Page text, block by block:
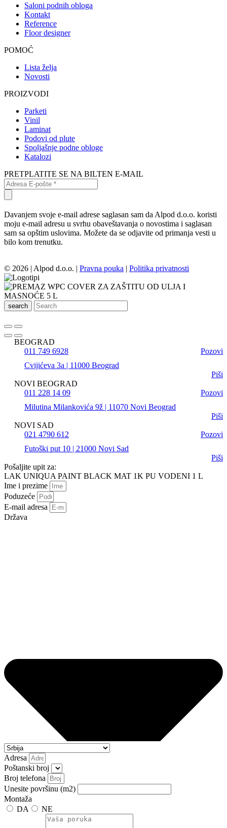
Saloni podnih obloga
Kontakt
Reference
Floor designer
POMOĆ
Lista želja
Novosti
PROIZVODI
Parketi
Vinil
Laminat
Podovi od plute
Spoljašnje podne obloge
Katalozi
PRETPLATITE SE NA BILTEN E-MAIL
Davanjem svoje e-mail adrese saglasan sam da Alpod d.o.o. koristi
moju e-mail adresu u svrhu obaveštavanja o novostima i saglasan
sam sa opštim uslovima. Možete da se odjavite od primanja vesti u
bilo kom trenutku.
© 2026 | Alpod d.o.o. | Pravna pouka | Politika privatnosti
search
BEOGRAD
011 749 6928
Pozovi
Cvijićeva 3a | 11000 Beograd
Piši
NOVI BEOGRAD
011 228 14 09
Pozovi
Milutina Milankovića 9ž | 11070 Novi Beograd
Piši
NOVI SAD
021 4790 612
Pozovi
Futoški put 10 | 21000 Novi Sad
Piši
Pošaljite upit za:
LAK UNIQUA PAINT BLACK MAT 1K PU VODENI 1 L
Ime i prezime
Poduzeće
E-mail adresa
Država
Adresa
Poštanski broj
Broj telefona
Unesite površinu (m2)
Montaža
DA
NE